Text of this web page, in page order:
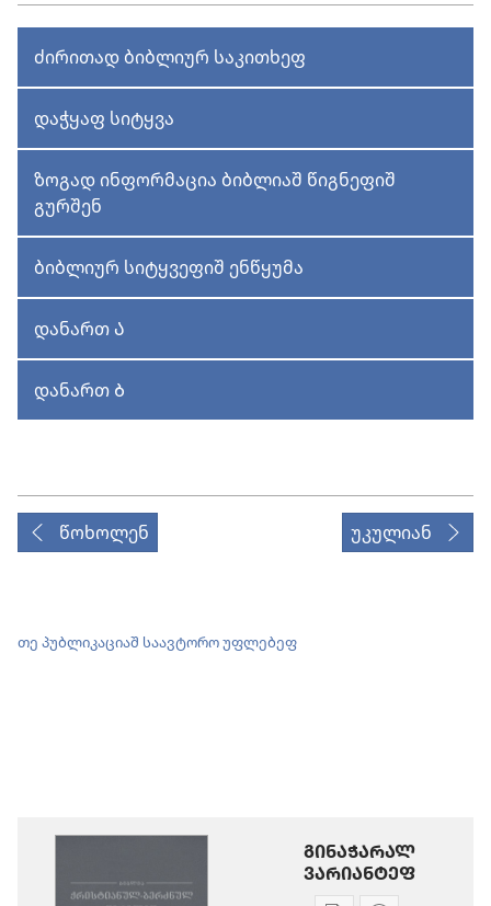
ძირითად ბიბლიურ საკითხეფ
დაჭყაფ სიტყვა
ზოგად ინფორმაცია ბიბლიაშ წიგნეფიშ
გურშენ
ბიბლიურ სიტყვეფიშ ენწყუმა
დანართ Ა
დანართ Ბ
წოხოლენ უკულიან
თე პუბლიკაციაშ საავტორო უფლებეფ
ᲒᲘᲜᲐᲭᲐᲠᲐᲚ
ᲕᲐᲠᲘᲐᲜᲢᲔᲤ